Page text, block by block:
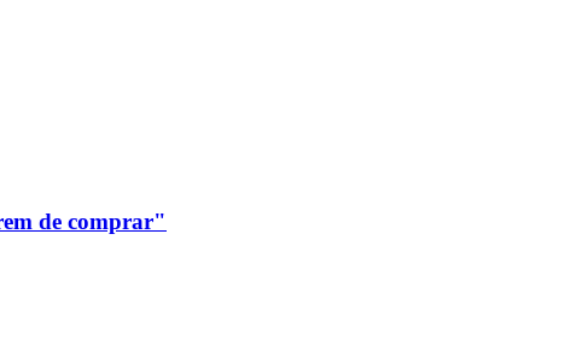
de comprar"